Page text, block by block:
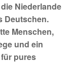
Niederlande
Deutschen.
Menschen,
und ein
pures